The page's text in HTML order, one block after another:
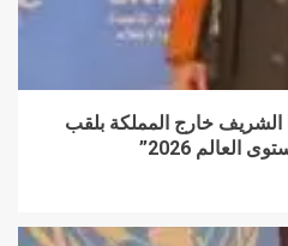
الشريف خارج المملكة بلقب
2026”